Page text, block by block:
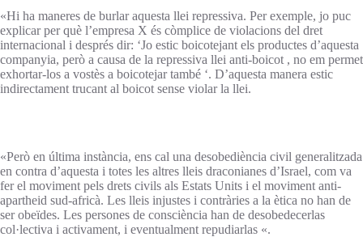
«Hi ha maneres de burlar aquesta llei repressiva. Per exemple, jo puc
explicar per què l’empresa X és còmplice de violacions del dret
internacional i després dir: ‘Jo estic boicotejant els productes d’aquesta
companyia, però a causa de la repressiva llei anti-boicot , no em permet
exhortar-los a vostès a boicotejar també ‘. D’aquesta manera estic
indirectament trucant al boicot sense violar la llei.
«Però en última instància, ens cal una desobediència civil generalitzada
en contra d’aquesta i totes les altres lleis draconianes d’Israel, com va
fer el moviment pels drets civils als Estats Units i el moviment anti-
apartheid sud-africà. Les lleis injustes i contràries a la ètica no han de
ser obeïdes. Les persones de consciència han de desobedecerlas
col·lectiva i activament, i eventualment repudiarlas «.